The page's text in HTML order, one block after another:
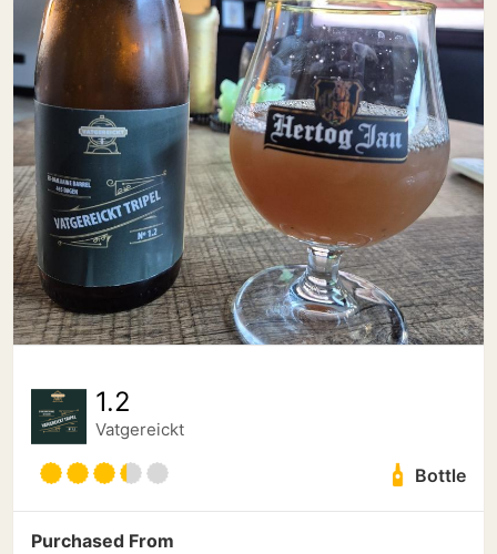
1.2
Vatgereickt
Bottle
Purchased From